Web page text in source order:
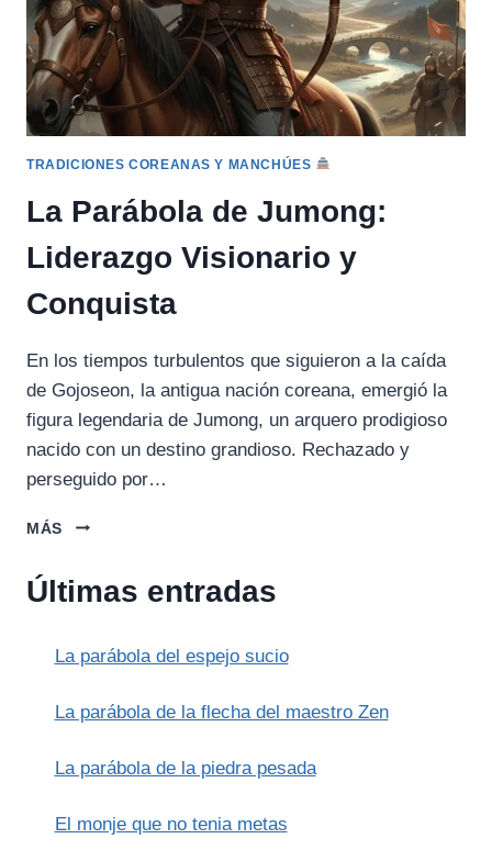
TRADICIONES COREANAS Y MANCHÚES
La Parábola de Jumong:
Liderazgo Visionario y
Conquista
En los tiempos turbulentos que siguieron a la caída
de Gojoseon, la antigua nación coreana, emergió la
figura legendaria de Jumong, un arquero prodigioso
nacido con un destino grandioso. Rechazado y
perseguido por…
MÁS
LA
JUMONG:
Y
Últimas entradas
La parábola del espejo sucio
La parábola de la flecha del maestro Zen
La parábola de la piedra pesada
El monje que no tenia metas